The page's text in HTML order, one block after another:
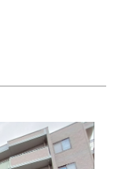
し大変キレイな
ール1110号に